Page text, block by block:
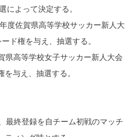
によって決定する。
度佐賀県高等学校サッカー新人大
ド権を与え、抽選する。
県高等学校女子サッカー新人大会
与え、抽選する。
最終登録を自チーム初戦のマッチ